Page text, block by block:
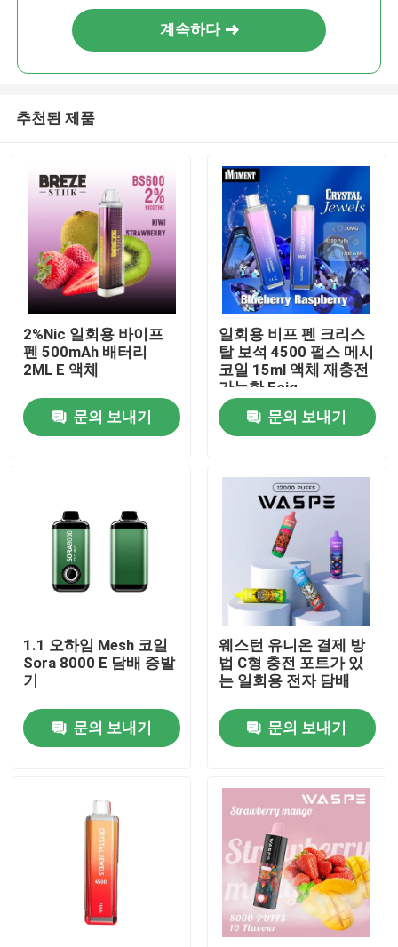
집
동영상
공장 여행
품질 관리
버릴 수 있는 불연성 담배
버릴 수 있는 CBD는 장치를 기화시킵니다
계속하다
추천된 제품
2%Nic 일회용 바이프
펜 500mAh 배터리
2ML E 액체
문의 보내기
일회용 비프 펜 크리스
탈 보석 4500 펄스 메시
코일 15ml 액체 재충전
가능한 Ecig
문의 보내기
1.1 오하임 Mesh 코일
Sora 8000 E 담배 증발
기
문의 보내기
웨스턴 유니온 결제 방
법 C형 충전 포트가 있
는 일회용 전자 담배
문의 보내기